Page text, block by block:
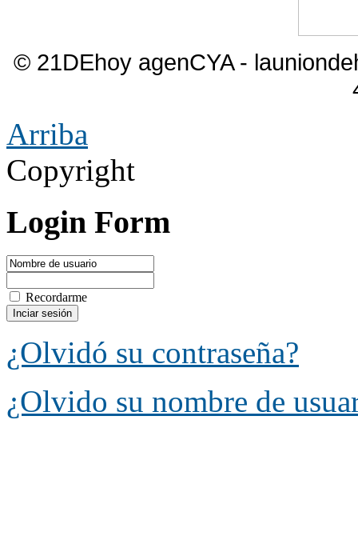
© 21DEhoy agenCYA -
Arriba
Copyright
Login Form
Recordarme
¿Olvidó su contraseña?
¿Olvido su nombre de